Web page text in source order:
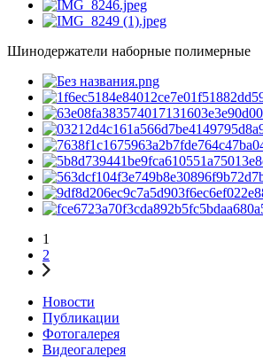
Шинодержатели наборные полимерные
1
2
Новости
Публикации
Фотогалерея
Видеогалерея